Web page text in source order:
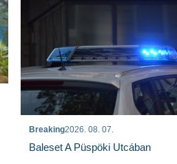
Breaking2026. 08. 07.
Baleset A Püspöki Utcában